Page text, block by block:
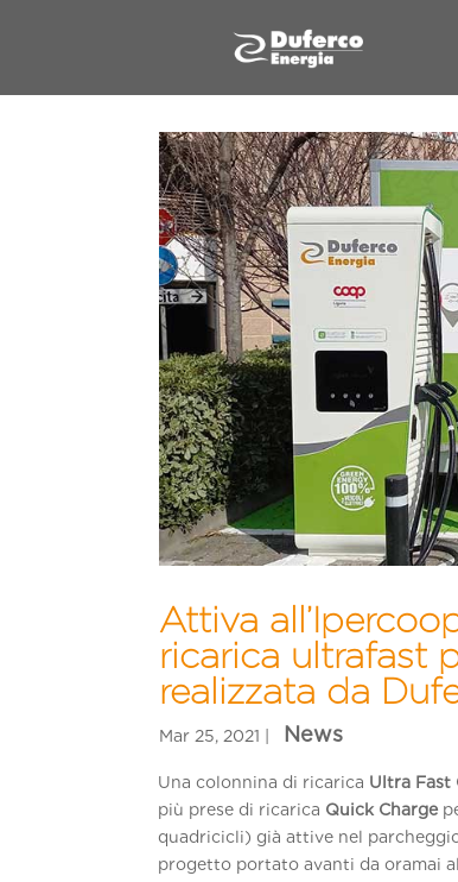
Attiva
ricarica ultrafast
realizzata da
Una colonnina di ricarica Ultra Fast
più prese di ricarica Quick Charge
quadricicli) già attive nel
progetto portato avanti da oramai